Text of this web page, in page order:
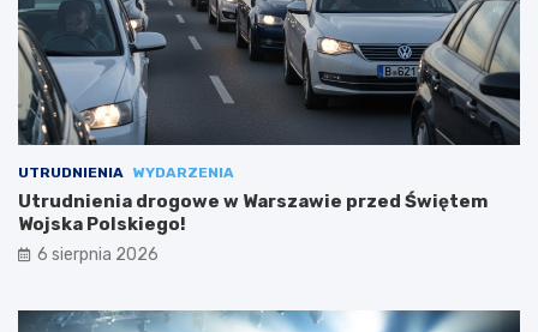
UTRUDNIENIA WYDARZENIA
Utrudnienia drogowe w Warszawie przed Świętem
Wojska Polskiego!
6 sierpnia 2026